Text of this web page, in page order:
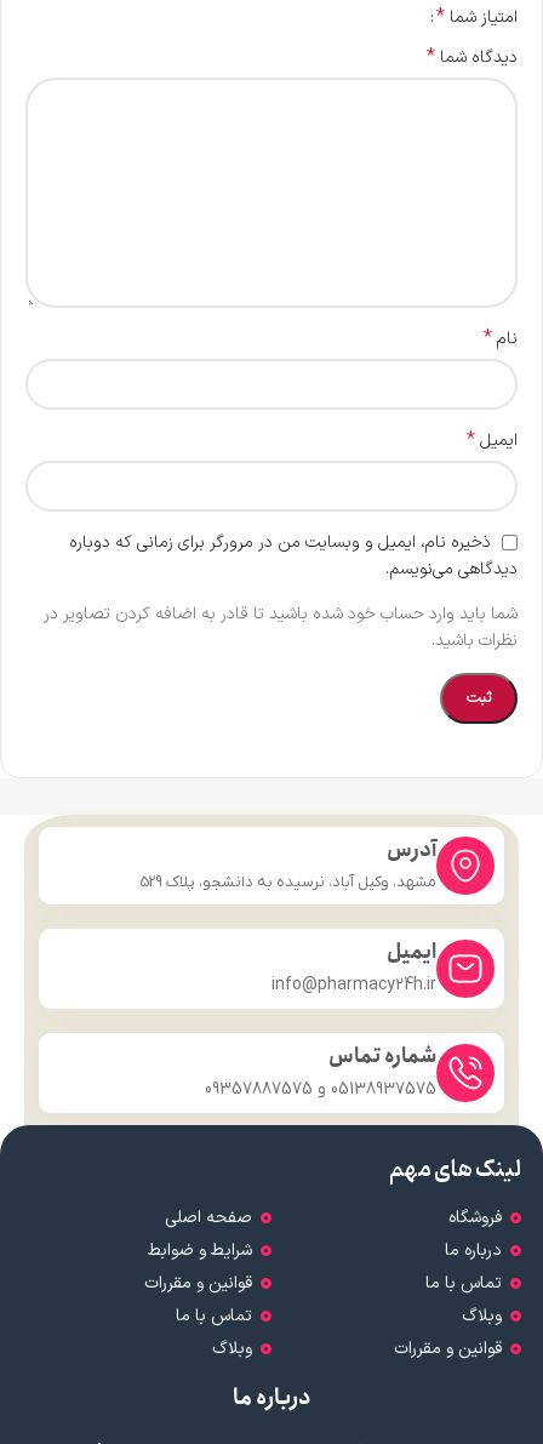
امتیاز شما *
دیدگاه شما *
نام*
ایمیل*
ذخیره نام، ایمیل و وبسایت من در مرورگر برای زمانی که دوباره
دیدگاهی می‌نویسم.
شما باید وارد حساب خود شده باشید تا قادر به اضافه کردن تصاویر در
نظرات باشید.
آدرس
مشهد، وکیل آباد، نرسیده به دانشجو، پلاک 529
ایمیل
info@pharmacy24h.ir
شماره تماس
05138937575 و 09357887575
لینک های مهم
فروشگاه
درباره ما
تماس با ما
وبلاگ
قوانین و مقررات
صفحه اصلی
شرایط و ضوابط
قوانین و مقررات
تماس با ما
وبلاگ
درباره ما